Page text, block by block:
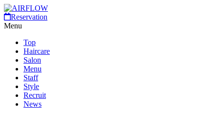
Reservation
Menu
Top
Haircare
Salon
Menu
Staff
Style
Recruit
News